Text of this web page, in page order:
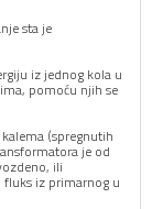
sta je
iz jednog kola u
pomoću njih se
(spregnutih
je od
ili
fluks iz primarnog u